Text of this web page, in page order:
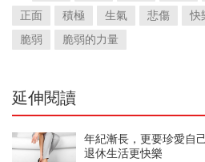
正面
積極 生氣 悲傷 快
脆弱
脆弱的力量
延伸閱讀
年紀漸長，更要珍愛自
退休生活更快樂